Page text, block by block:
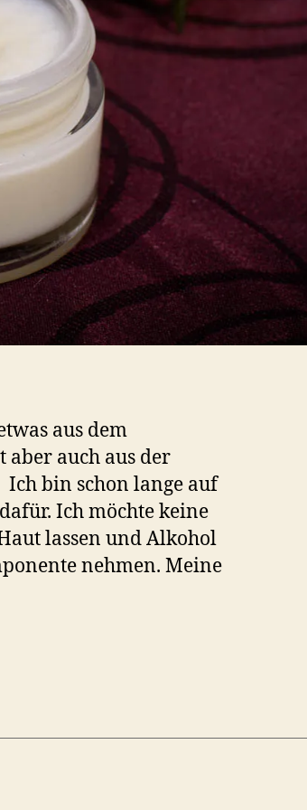
aus dem
auch aus der
Ich bin schon lange auf
Ich möchte keine
lassen und Alkohol
nehmen. Meine